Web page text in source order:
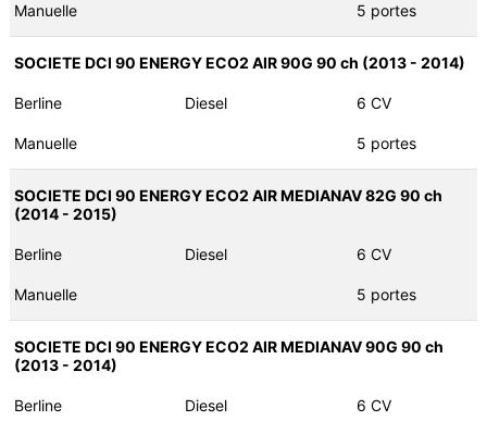
Manuelle 5 portes
SOCIETE DCI 90 ENERGY ECO2 AIR 90G 90 ch (2013 - 2014)
Berline Diesel 6 CV
Manuelle 5 portes
SOCIETE DCI 90 ENERGY ECO2 AIR MEDIANAV 82G 90 ch
(2014 - 2015)
Berline Diesel 6 CV
Manuelle 5 portes
SOCIETE DCI 90 ENERGY ECO2 AIR MEDIANAV 90G 90 ch
(2013 - 2014)
Berline Diesel 6 CV